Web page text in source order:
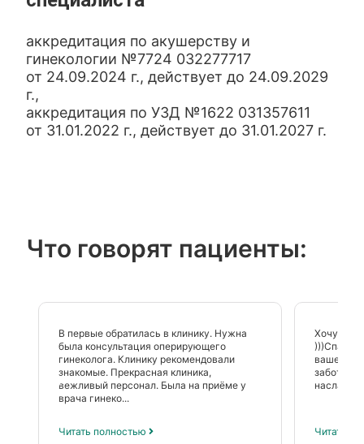
аккредитация по акушерству и
гинекологии №7724 032277717
от 24.09.2024 г., действует до 24.09.2029
г.,
аккредитация по УЗД №1622 031357611
от 31.01.2022 г., действует до 31.01.2027 г.
Что говорят пациенты:
В первые обратилась в клинику. Нужна
была консультация оперирующего
гинеколога. Клинику рекомендовали
знакомые. Прекрасная клиника,
вежливый персонал. Была на приёме у
врача гинеко...
Читать полностью
Хочу
ваше
заботу.
Читать